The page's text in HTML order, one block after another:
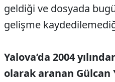
geldiği ve dosyada
gelişme
Yalova’da 2004
olarak aranan Gülcan